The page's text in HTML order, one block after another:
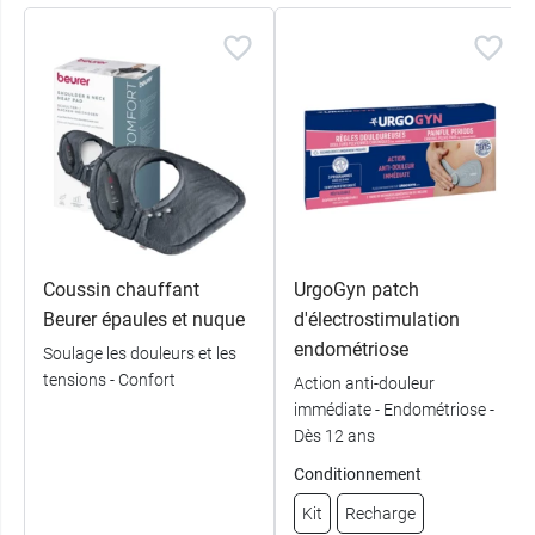
Coussin chauffant
Beurer épaules et nuque
Soulage les douleurs et les
tensions - Confort
UrgoGyn patch
d'électrostimulation
endométriose
Action anti-douleur
immédiate - Endométriose -
Dès 12 ans
Conditionnement
Kit Recharge